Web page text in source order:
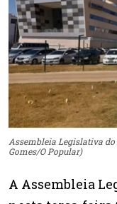
Assembleia Legislativa
Gomes/O Popular)
A Assembleia